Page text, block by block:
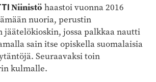
Niinistö haastoi vuonna 2016
nuoria, perustin
jäätelökioskin, jossa palkkaa nautti
sain itse opiskella suomalaisia
Seuraavaksi toin
kulmalle.